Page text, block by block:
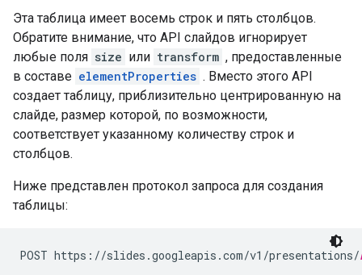
Эта таблица имеет восемь строк и пять столбцов.
Обратите внимание, что API слайдов игнорирует
любые поля size или transform , предоставленные
в составе elementProperties . Вместо этого API
создает таблицу, приблизительно центрированную на
слайде, размер которой, по возможности,
соответствует указанному количеству строк и
столбцов.
Ниже представлен протокол запроса для создания
таблицы:
POST https://slides.googleapis.com/v1/presentations/